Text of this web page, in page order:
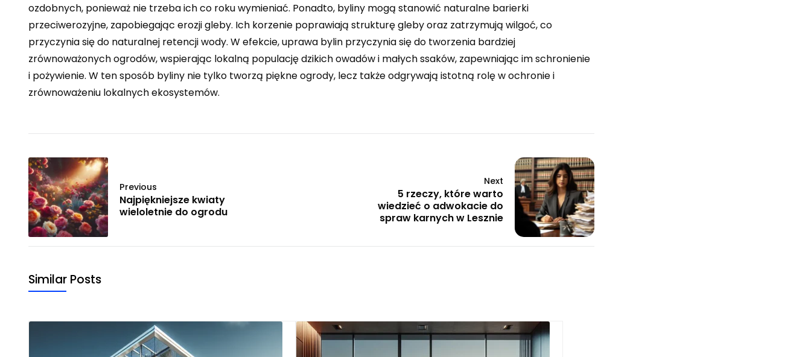
ozdobnych, ponieważ nie trzeba ich co roku wymieniać. Ponadto, byliny mogą stanowić naturalne barierki
przeciwerozyjne, zapobiegając erozji gleby. Ich korzenie poprawiają strukturę gleby oraz zatrzymują wilgoć, co
przyczynia się do naturalnej retencji wody. W efekcie, uprawa bylin przyczynia się do tworzenia bardziej
zrównoważonych ogrodów, wspierając lokalną populację dzikich owadów i małych ssaków, zapewniając im schronienie
i pożywienie. W ten sposób byliny nie tylko tworzą piękne ogrody, lecz także odgrywają istotną rolę w ochronie i
zrównoważeniu lokalnych ekosystemów.
Previous
Najpiękniejsze kwiaty
wieloletnie do ogrodu
Next
5 rzeczy, które warto
wiedzieć o adwokacie do
spraw karnych w Lesznie
Similar Posts